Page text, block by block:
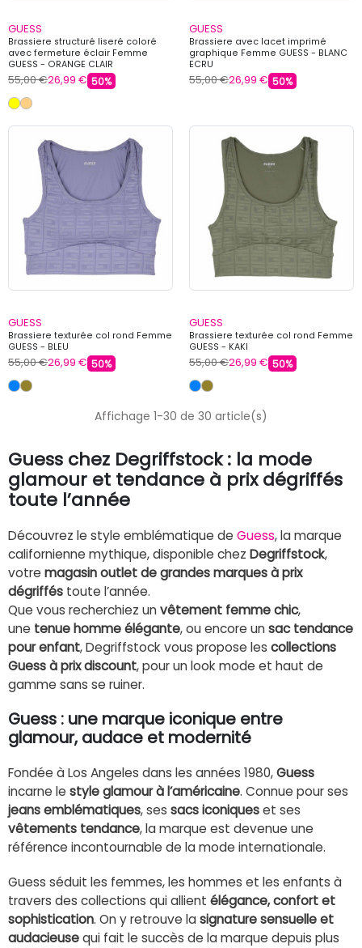
GUESS
Brassiere structuré liseré coloré
avec fermeture éclair Femme
GUESS - ORANGE CLAIR
55,00 €26,99 € 50%
GUESS
Brassiere avec lacet imprimé
graphique Femme GUESS - BLANC
ECRU
55,00 €26,99 € 50%
GUESS
Brassiere texturée col rond Femme
GUESS - BLEU
55,00 €26,99 € 50%
GUESS
Brassiere texturée col rond Femme
GUESS - KAKI
55,00 €26,99 € 50%
Affichage 1-30 de 30 article(s)
Guess chez Degriffstock : la mode
glamour et tendance à prix dégriffés
toute l’année
Découvrez le style emblématique de Guess, la marque
californienne mythique, disponible chez Degriffstock,
votre magasin outlet de grandes marques à prix
dégriffés toute l’année.
Que vous recherchiez unvêtement femme chic,
une tenue homme élégante, ou encore unsac tendance
pour enfant, Degriffstock vous propose les collections
Guess à prix discount, pour un look mode et haut de
gamme sans se ruiner.
Guess : une marque iconique entre
glamour, audace et modernité
Fondée à Los Angeles dans les années 1980,Guess
incarne le style glamour à l’américaine. Connue pour ses
jeans emblématiques, ses sacs iconiqueset ses
vêtements tendance, la marque est devenue une
référence incontournable de la mode internationale.
Guess séduit les femmes, les hommes et les enfants à
travers des collections qui allient élégance, confort et
sophistication. On y retrouve lasignature sensuelle et
audacieusequi fait le succès de la marque depuis plus